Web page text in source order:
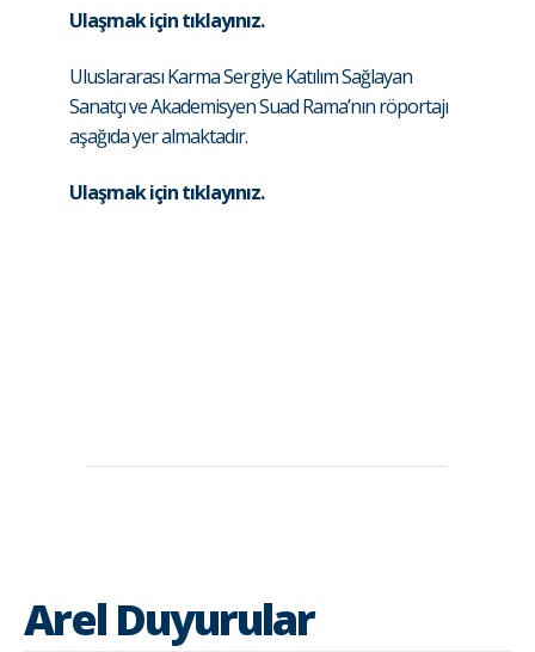
Ulaşmak için tıklayınız.
Uluslararası Karma Sergiye Katılım Sağlayan
Sanatçı ve Akademisyen Suad Rama’nın röportajı
aşağıda yer almaktadır.
Ulaşmak için tıklayınız.
Arel Duyurular